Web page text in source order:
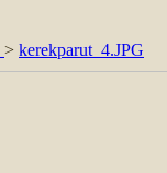
> kerekparut_4.JPG